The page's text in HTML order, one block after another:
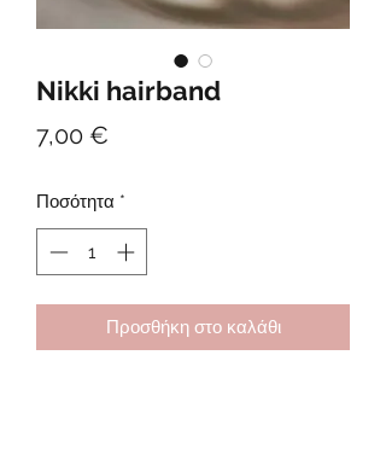
Nikki hairband
7,00 €
Ποσότητα *
Προσθήκη στο καλάθι